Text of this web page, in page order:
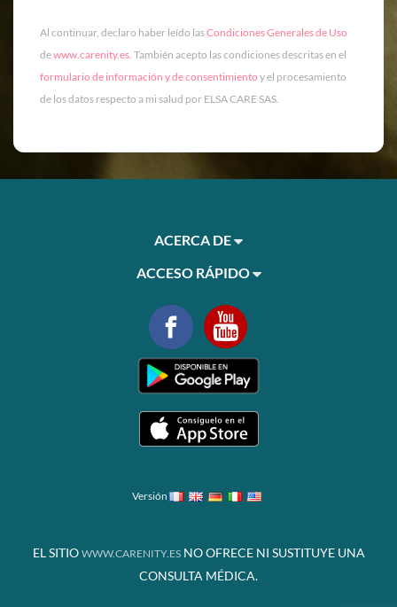
Al continuar, declaro haber leído lasCondiciones Generales de Uso
dewww.carenity.es. También acepto las condiciones descritas en el
formulario de información y de consentimiento y el procesamiento
de los datos respecto a mi salud por ELSA CARE SAS.
ACERCA DE
ACCESO RÁPIDO
Versión
EL SITIO WWW.CARENITY.ESNO OFRECE NI SUSTITUYE UNA
CONSULTA MÉDICA.